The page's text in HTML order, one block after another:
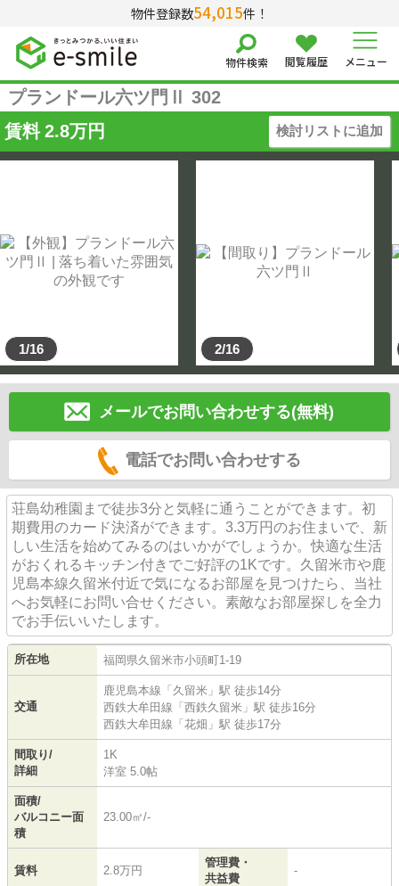
物件登録数54,015件！
物件検索 閲覧履歴 メニュー
プランドール六ツ門Ⅱ 302
賃料 2.8万円 検討リストに追加
1/16 2/16
メールでお問い合わせする(無料)
電話でお問い合わせする
荘島幼稚園まで徒歩3分と気軽に通うことができます。初
期費用のカード決済ができます。3.3万円のお住まいで、新
しい生活を始めてみるのはいかがでしょうか。快適な生活
がおくれるキッチン付きでご好評の1Kです。久留米市や鹿
児島本線久留米付近で気になるお部屋を見つけたら、当社
へお気軽にお問い合せください。素敵なお部屋探しを全力
でお手伝いいたします。
所在地 福岡県久留米市小頭町1-19
交通
鹿児島本線 「久留米 」駅 徒歩14分
西鉄大牟田線 「西鉄久留米 」駅 徒歩16分
西鉄大牟田線 「花畑 」駅 徒歩17分
間取り/
詳細
1K
洋室 5.0帖
面積/
バルコニー面
積
23.00㎡/-
賃料 2.8万円
管理費・
共益費
-